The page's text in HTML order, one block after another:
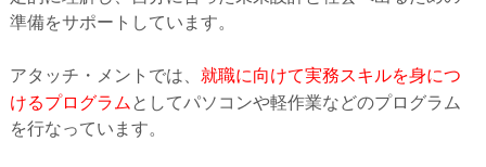
準備をサポートしています。
アタッチ・メントでは、 就職に向けて実務スキルを身につ
けるプログラムとしてパソコンや軽作業などのプログラム
を行なっています。